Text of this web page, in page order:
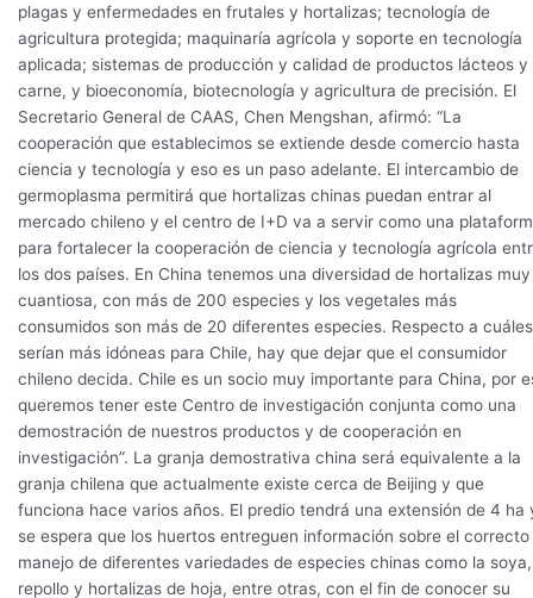
plagas y enfermedades en frutales y hortalizas; tecnología de
agricultura protegida; maquinaría agrícola y soporte en tecnología
aplicada; sistemas de producción y calidad de productos lácteos y
carne, y bioeconomía, biotecnología y agricultura de precisión. El
Secretario General de CAAS, Chen Mengshan, afirmó: “La
cooperación que establecimos se extiende desde comercio hasta
ciencia y tecnología y eso es un paso adelante. El intercambio de
germoplasma permitirá que hortalizas chinas puedan entrar al
mercado chileno y el centro de I+D va a servir como una
para fortalecer la cooperación de ciencia y tecnología agrícola
los dos países. En China tenemos una diversidad de hortalizas muy
cuantiosa, con más de 200 especies y los vegetales más
consumidos son más de 20 diferentes especies. Respecto a cuáles
serían más idóneas para Chile, hay que dejar que el consumidor
chileno decida. Chile es un socio muy importante para China, por
queremos tener este Centro de investigación conjunta como una
demostración de nuestros productos y de cooperación en
investigación”. La granja demostrativa china será equivalente a la
granja chilena que actualmente existe cerca de Beijing y que
funciona hace varios años. El predio tendrá una extensión de 4 ha
se espera que los huertos entreguen información sobre el correcto
manejo de diferentes variedades de especies chinas como la soya,
repollo y hortalizas de hoja, entre otras, con el fin de conocer su